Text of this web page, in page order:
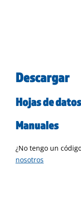
Descargar
Hojas de datos
Manuales
¿No tengo un
nosotros